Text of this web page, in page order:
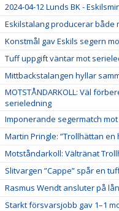
2024-04-12 Lunds BK -
Eskilstalang producerar både
Konstmål gav Eskils segern
Tuff uppgift väntar mot
Mittbackstalangen hyllar
MOTSTÅNDARKOLL: Väl
serieledning
Imponerande segermatch
Martin Pringle: ”Trollhättan
Motståndarkoll: Vältränat
Slitvargen ”Cappe” spår en
Rasmus Wendt ansluter på
Starkt försvarsjobb gav 1–1